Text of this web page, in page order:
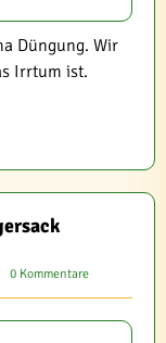
Düngung. Wir
Irrtum ist.
0 Kommentare